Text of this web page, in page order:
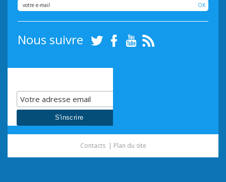
OK
Nous suivre TwitterFacebookYoutube
Contacts Plan du site